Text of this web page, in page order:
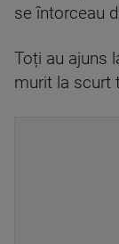
se întorceau
Toți au ajuns
murit la scurt